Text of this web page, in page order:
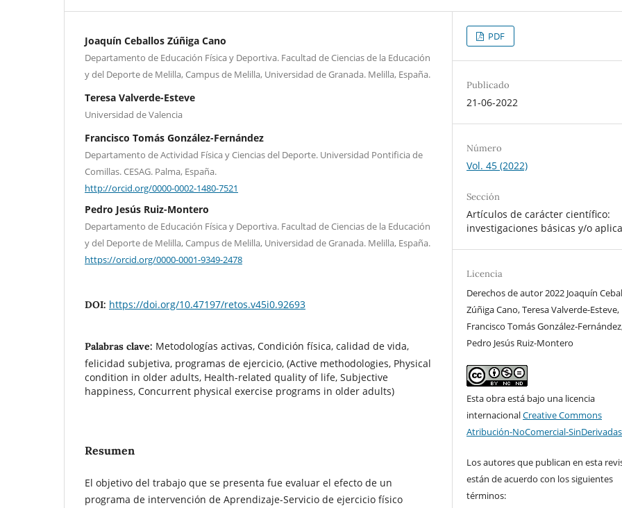
Joaquín Ceballos Zúñiga Cano
Departamento de Educación Física y Deportiva. Facultad de Ciencias de la Educación
y del Deporte de Melilla, Campus de Melilla, Universidad de Granada. Melilla, España.
Teresa Valverde-Esteve
Universidad de Valencia
Francisco Tomás González-Fernández
Departamento de Actividad Física y Ciencias del Deporte. Universidad Pontificia de
Comillas. CESAG. Palma, España.
http://orcid.org/0000-0002-1480-7521
Pedro Jesús Ruiz-Montero
Departamento de Educación Física y Deportiva. Facultad de Ciencias de la Educación
y del Deporte de Melilla, Campus de Melilla, Universidad de Granada. Melilla, España.
https://orcid.org/0000-0001-9349-2478
DOI: https://doi.org/10.47197/retos.v45i0.92693
Palabras clave: Metodologías activas, Condición física, calidad de vida,
felicidad subjetiva, programas de ejercicio, (Active methodologies, Physical
condition in older adults, Health-related quality of life, Subjective
happiness, Concurrent physical exercise programs in older adults)
Resumen
El objetivo del trabajo que se presenta fue evaluar el efecto de un
programa de intervención de Aprendizaje-Servicio de ejercicio físico
PDF
Publicado
21-06-2022
Número
Vol. 45 (2022)
Sección
Artículos de carácter científico:
investigaciones básicas y/o
Licencia
Derechos de autor 2022 Joaquín
Zúñiga Cano, Teresa Valverde-Esteve,
Francisco Tomás González-
Pedro Jesús Ruiz-Montero
Esta obra está bajo una licencia
internacionalCreative Commons
Atribución-NoComercial-
Los autores que publican en esta
están de acuerdo con los siguientes
términos: